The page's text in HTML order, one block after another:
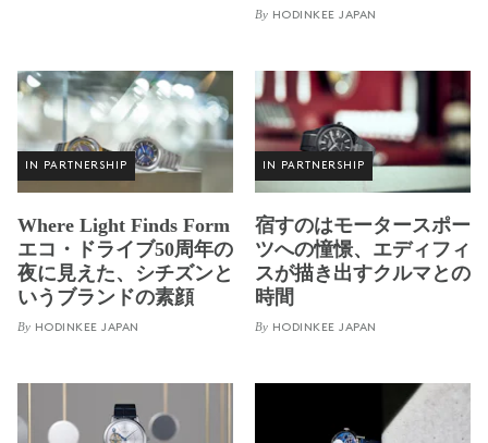
By HODINKEE JAPAN
IN PARTNERSHIP
Where Light Finds Form
エコ・ドライブ50周年の
夜に見えた、シチズンと
いうブランドの素顔
By HODINKEE JAPAN
IN PARTNERSHIP
宿すのはモータースポー
ツへの憧憬、エディフィ
スが描き出すクルマとの
時間
By HODINKEE JAPAN